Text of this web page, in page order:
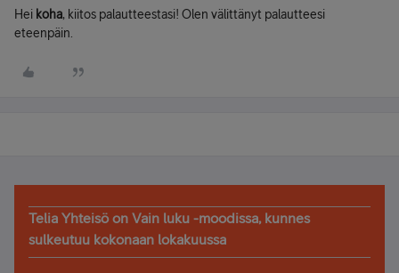
Hei koha, kiitos palautteestasi! Olen välittänyt palautteesi
eteenpäin.
Telia Yhteisö on Vain luku -moodissa, kunnes
sulkeutuu kokonaan lokakuussa